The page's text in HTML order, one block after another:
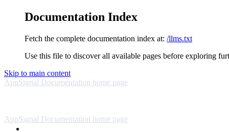
Documentation Index
Fetch the complete documentation index at: /llms.txt
Use this file to discover all available pages before exploring
Skip to main content
AppSignal Documentation home page
AppSignal Documentation home page